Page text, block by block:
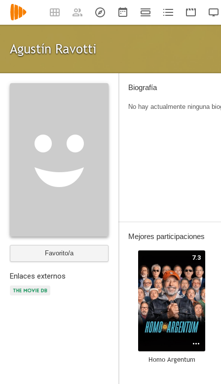
Agustín Ravotti
Favorito/a
Enlaces externos
Biografía
No hay actualmente ninguna
Mejores participaciones
7.3
Homo Argentum